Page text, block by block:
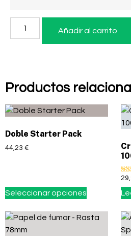
Añadir al carrito
Productos
Doble Starter Pack
44,23 €
Seleccionar opciones
de